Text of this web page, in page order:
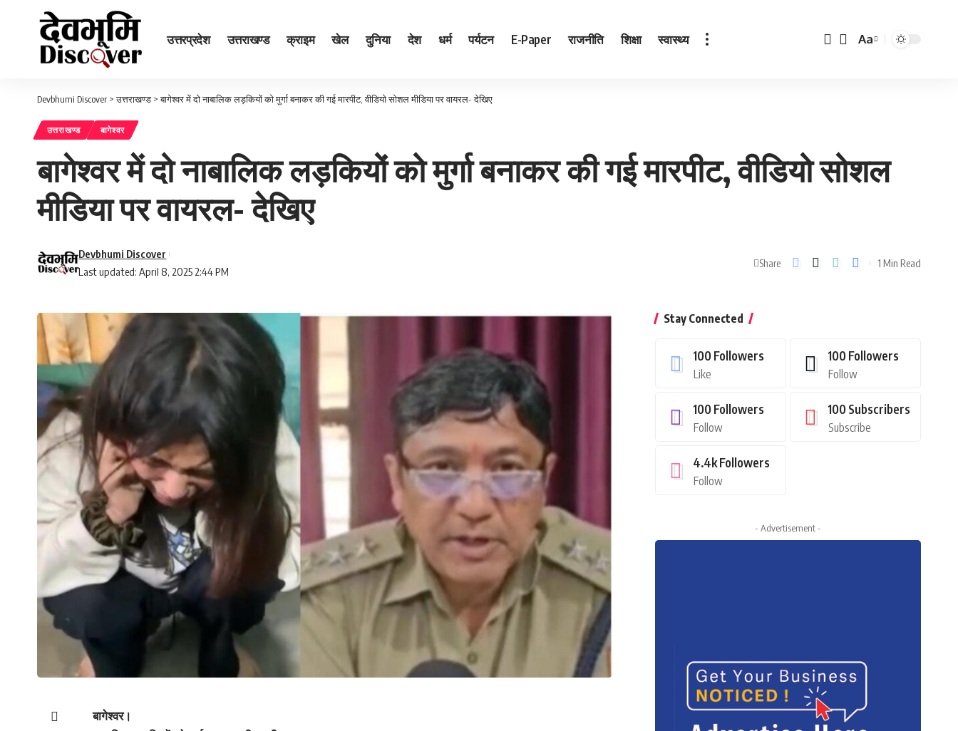
उत्तरप्रदेश उत्तराखण्ड क्राइम खेल दुनिया देश धर्म पर्यटन E-Paper राजनीति शिक्षा स्वास्थ्य
Font
Aa
Devbhumi Discover >उत्तराखण्ड >बागेश्वर में दो नाबालिक लड़कियों को मुर्गा बनाकर की गई मारपीट, वीडियो सोशल मीडिया पर वायरल- देखिए
उत्तराखण्ड बागेश्वर
बागेश्वर में दो नाबालिक लड़कियों को मुर्गा बनाकर की गई मारपीट, वीडियो सोशल
मीडिया पर वायरल- देखिए
Last updated: April 8, 2025 2:44 PM
Devbhumi Discover
Share 1 Min Read
बागेश्वर।
Stay Connected
100 Followers
Like
100 Followers
Follow
100 Followers
Follow
100 Subscribers
Subscribe
4.4kFollowers
Follow
- Advertisement -